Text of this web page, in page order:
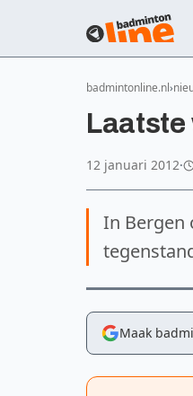
badmintonline.nl
12 januari 2012·
In Bergen
Maak